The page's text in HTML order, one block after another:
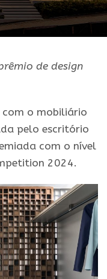
de design
com o mobiliário
pelo escritório
com o nível
2024.